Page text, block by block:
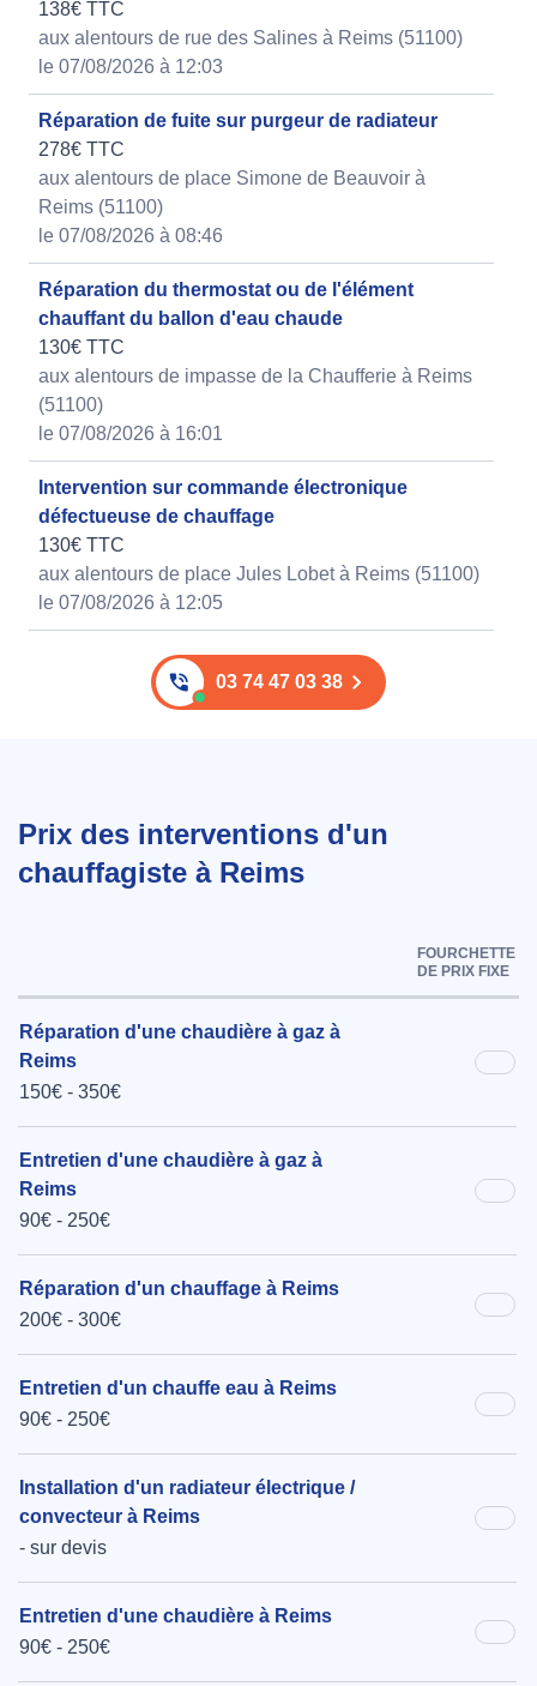
138€ TTC
aux alentours de rue des Salines à Reims (51100)
le 07/08/2026 à 12:03
Réparation de fuite sur purgeur de radiateur
278€ TTC
aux alentours de place Simone de Beauvoir à
Reims (51100)
le 07/08/2026 à 08:46
Réparation du thermostat ou de l'élément
chauffant du ballon d'eau chaude
130€ TTC
aux alentours de impasse de la Chaufferie à Reims
(51100)
le 07/08/2026 à 16:01
Intervention sur commande électronique
défectueuse de chauffage
130€ TTC
aux alentours de place Jules Lobet à Reims (51100)
le 07/08/2026 à 12:05
03 74 47 03 38
Prix des interventions d'un
chauffagiste à Reims
FOURCHETTE
DE PRIX FIXE
Réparation d'une chaudière à gaz à
Reims
150€ - 350€
Entretien d'une chaudière à gaz à
Reims
90€ - 250€
Réparation d'un chauffage à Reims
200€ - 300€
Entretien d'un chauffe eau à Reims
90€ - 250€
Installation d'un radiateur électrique /
convecteur à Reims
- sur devis
Entretien d'une chaudière à Reims
90€ - 250€